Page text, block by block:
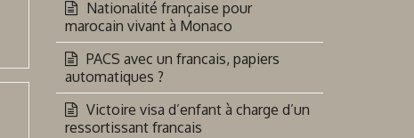
Nationalité française pour
marocain vivant à Monaco
PACS avec un francais, papiers
automatiques ?
Victoire visa d’enfant à charge d’un
ressortissant francais